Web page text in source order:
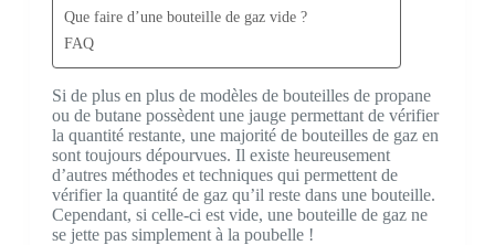
Que faire d’une bouteille de gaz vide ?
FAQ
Si de plus en plus de modèles de bouteilles de propane
ou de butane possèdent une jauge permettant de vérifier
la quantité restante, une majorité de bouteilles de gaz en
sont toujours dépourvues. Il existe heureusement
d’autres méthodes et techniques qui permettent de
vérifier la quantité de gaz qu’il reste dans une bouteille.
Cependant, si celle-ci est vide, une bouteille de gaz ne
se jette pas simplement à la poubelle !